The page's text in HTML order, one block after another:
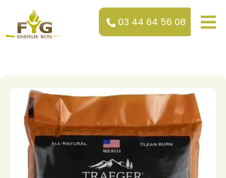
03 44 64 56 08